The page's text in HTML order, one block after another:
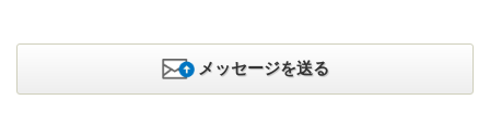
メッセージを送る